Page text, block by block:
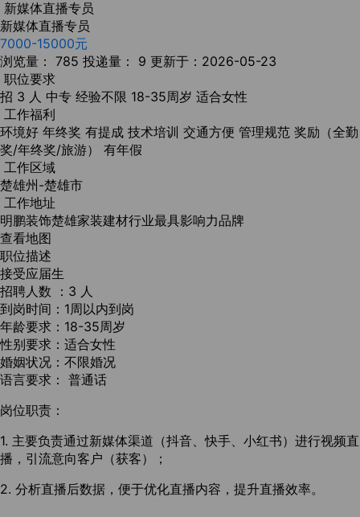
新媒体直播专员
新媒体直播专员
7000-15000元
浏览量： 785 投递量： 9 更新于：2026-05-23
职位要求
招 3 人 中专 经验不限 18-35周岁 适合女性
工作福利
环境好 年终奖 有提成 技术培训 交通方便 管理规范 奖励（全勤
奖/年终奖/旅游）
有年假
工作区域
楚雄州-楚雄市
工作地址
明鹏装饰楚雄家装建材行业最具影响力品牌
查看地图
职位描述
接受应届生
招聘人数 ：3 人
到岗时间：1周以内到岗
年龄要求：18-35周岁
性别要求：适合女性
婚姻状况：不限婚况
语言要求： 普通话
岗位职责：
1. 主要负责通过新媒体渠道（抖音、快手、小红书）进行视频直
播，引流意向客户（获客）；
2. 分析直播后数据，便于优化直播内容，提升直播效率。